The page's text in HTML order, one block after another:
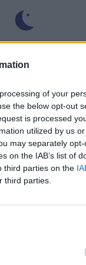
of your
the below opt-out
is processed
utilized by us
may separately
on the IAB’s list of
third parties on the
third parties.
2026